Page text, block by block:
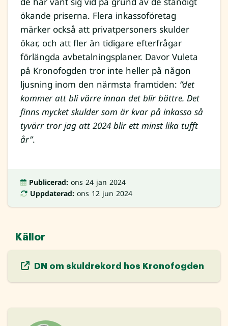
ökande priserna. Flera inkassoföretag
märker också att privatpersoners skulder
ökar, och att fler än tidigare efterfrågar
förlängda avbetalningsplaner. Davor Vuleta
på Kronofogden tror inte heller på någon
ljusning inom den närmsta framtiden: ”det
kommer att bli värre innan det blir bättre. Det
finns mycket skulder som är kvar på inkasso så
tyvärr tror jag att 2024 blir ett minst lika tufft
år”.
Publicerad: ons 24 jan 2024
Uppdaterad: ons 12 jun 2024
Källor
DN om skuldrekord hos Kronofogden